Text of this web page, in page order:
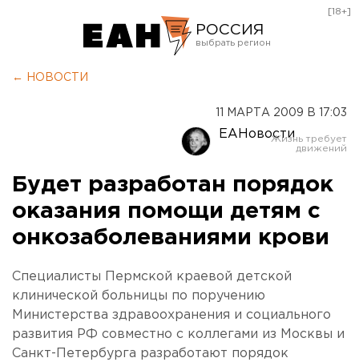
РОССИЯ
Оренбург
[18+]
← НОВОСТИ
11 МАРТА 2009 В 17:03
ЕАНовости
Будет разработан порядок
оказания помощи детям с
онкозаболеваниями крови
Специалисты Пермской краевой детской
клинической больницы по поручению
Министерства здравоохранения и социального
развития РФ совместно с коллегами из Москвы и
Санкт-Петербурга разработают порядок